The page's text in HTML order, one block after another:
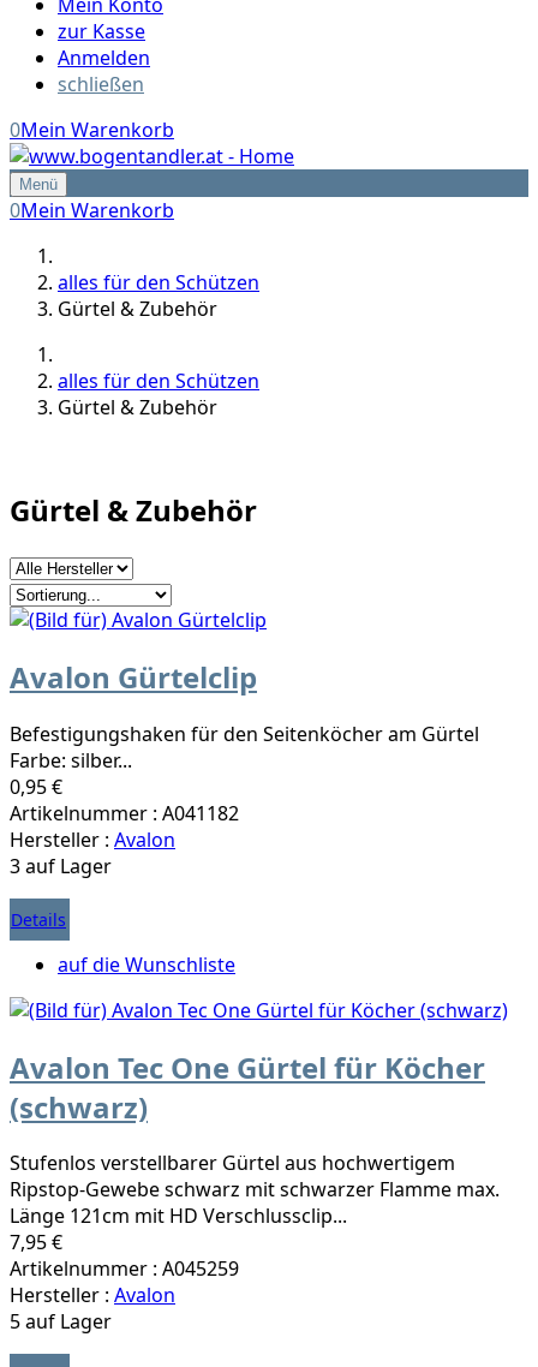
zur Kasse
Anmelden
schließen
0Mein Warenkorb
Menü
0Mein Warenkorb
alles für den Schützen
Gürtel & Zubehör
alles für den Schützen
Gürtel & Zubehör
Gürtel & Zubehör
Avalon Gürtelclip
Befestigungshaken für den Seitenköcher am Gürtel
Farbe: silber...
0,95 €
Artikelnummer : A041182
Hersteller : Avalon
3 auf Lager
Details
auf die Wunschliste
Avalon Tec One Gürtel für Köcher
(schwarz)
Stufenlos verstellbarer Gürtel aus hochwertigem
Ripstop-Gewebe schwarz mit schwarzer Flamme max.
Länge 121cm mit HD Verschlussclip...
7,95 €
Artikelnummer : A045259
Hersteller : Avalon
5 auf Lager